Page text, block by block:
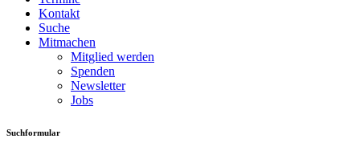
Kontakt
Suche
Mitmachen
Mitglied werden
Spenden
Newsletter
Jobs
Suchformular